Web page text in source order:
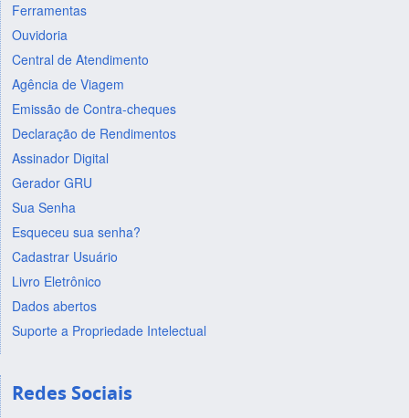
Ferramentas
Ouvidoria
Central de Atendimento
Agência de Viagem
Emissão de Contra-cheques
Declaração de Rendimentos
Assinador Digital
Gerador GRU
Sua Senha
Esqueceu sua senha?
Cadastrar Usuário
Livro Eletrônico
Dados abertos
Suporte a Propriedade Intelectual
Redes Sociais